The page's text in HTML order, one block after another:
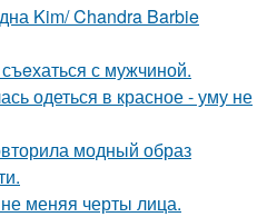
Kim/ Chandra Barbie
с мужчиной.
одеться в красное - уму не
модный образ
меняя черты лица.